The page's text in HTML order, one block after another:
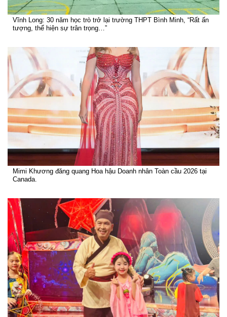
Vĩnh Long: 30 năm học trò trở lại trường THPT Bình Minh, “Rất ấn
tượng, thể hiện sự trân trọng…”
Mimi Khương đăng quang Hoa hậu Doanh nhân Toàn cầu 2026 tại
Canada.